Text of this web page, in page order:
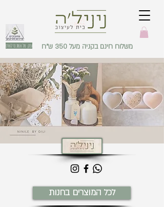
עסק של אשת מילואים משלוח חינם בקניה מעל 350 ש"ח
לכל המוצרים בחנות